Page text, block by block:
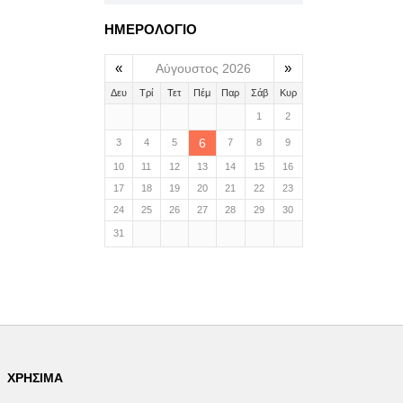
ΗΜΕΡΟΛΟΓΙΟ
« Αύγουστος 2026 »
Δευ Τρί Τετ Πέμ Παρ Σάβ Κυρ
1 2
3 4 5 6 7 8 9
10 11 12 13 14 15
16
17
18 19 20 21 22
23
24
25 26 27 28 29 30
31
ΧΡΉΣΙΜΑ